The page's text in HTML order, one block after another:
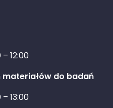
12:00
do badań
13:00